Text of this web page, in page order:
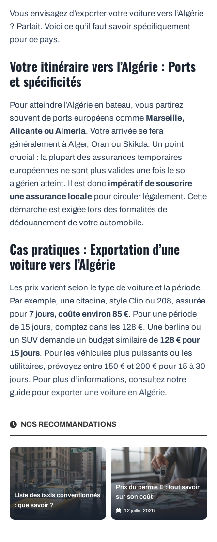
Vous envisagez d’exporter votre voiture vers l’Algérie
? Parfait. Voici ce qu’il faut savoir spécifiquement
pour ce pays.
Votre itinéraire vers l’Algérie : Ports
et spécificités
Pour atteindre l’Algérie en bateau, vous partirez
souvent de ports européens comme Marseille,
Alicante ou Almería. Votre arrivée se fera
généralement à Alger, Oran ou Skikda. Un point
crucial : la plupart des assurances temporaires
européennes ne sont plus valides une fois le sol
algérien atteint. Il est donc impératif de souscrire
une assurance locale pour circuler légalement. Cette
démarche est exigée lors des formalités de
dédouanement de votre automobile.
Cas pratiques : Exportation d’une
voiture vers l’Algérie
Les prix varient selon le type de voiture et la période.
Par exemple, une citadine, style Clio ou 208, assurée
pour 7 jours, coûte environ 85 €. Pour une période
de 15 jours, comptez dans les 128 €. Une berline ou
un SUV demande un budget similaire de 128 € pour
15 jours. Pour les véhicules plus puissants ou les
utilitaires, prévoyez entre 150 € et 200 € pour 15 à 30
jours. Pour plus d’informations, consultez notre
guide pour exporter une voiture en Algérie.
NOS RECOMMANDATIONS
Liste des taxis conventionnés
: que savoir ?
Prix du permis E : tout savoir
sur son coût
12 juillet 2026